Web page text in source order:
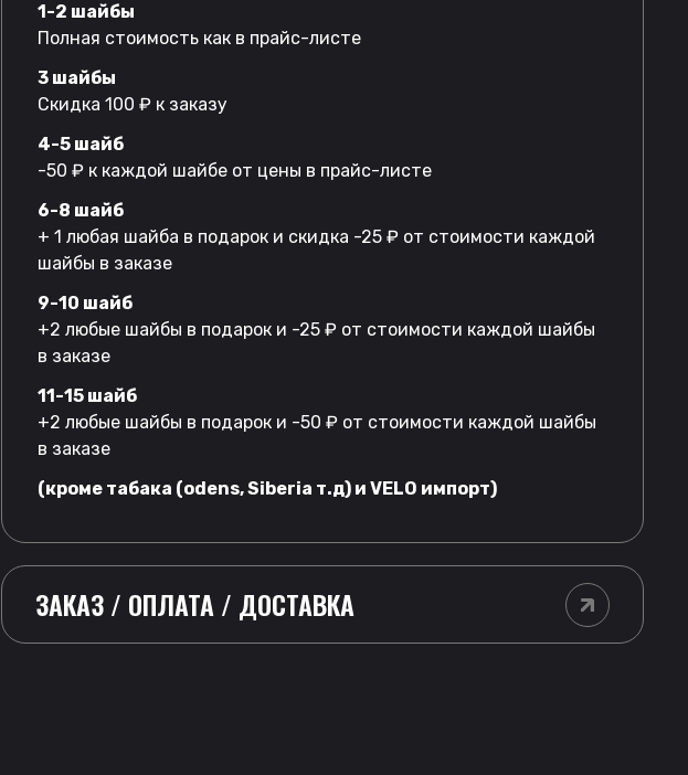
1-2 шайбы
Полная стоимость как в прайс-листе
3 шайбы
Скидка 100 ₽ к заказу
4-5 шайб
-50 ₽ к каждой шайбе от цены в прайс-листе
6-8 шайб
+ 1 любая шайба в подарок и скидка -25 ₽ от стоимости каждой
шайбы в заказе
9-10 шайб
+2 любые шайбы в подарок и -25 ₽ от стоимости каждой шайбы
в заказе
11-15 шайб
+2 любые шайбы в подарок и -50 ₽ от стоимости каждой шайбы
в заказе
(кроме табака (odens, Siberia т.д) и VELO импорт)
ЗАКАЗ / ОПЛАТА / ДОСТАВКА